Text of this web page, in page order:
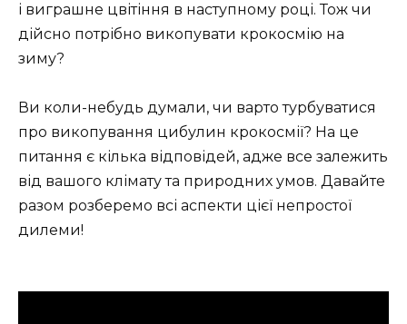
і виграшне цвітіння в наступному році. Тож чи
дійсно потрібно викопувати крокосмію на
зиму?
Ви коли-небудь думали, чи варто турбуватися
про викопування цибулин крокосмії? На це
питання є кілька відповідей, адже все залежить
від вашого клімату та природних умов. Давайте
разом розберемо всі аспекти цієї непростої
дилеми!